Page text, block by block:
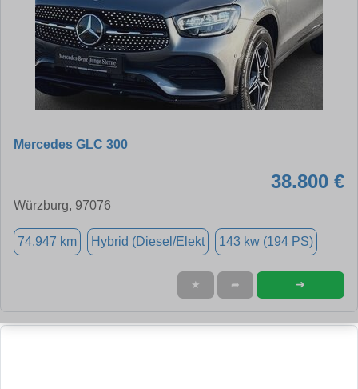
Mercedes GLC 300
38.800 €
Würzburg, 97076
74.947 km Hybrid (Diesel/Elekt 143 kw (194 PS)
★ ➦ ➜